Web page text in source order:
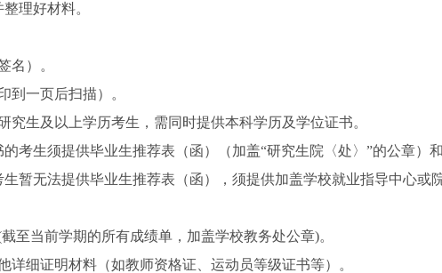
理好材料。
名）。
到一页后扫描）。
究生及以上学历考生，需同时提供本科学历及学位证书。
考生须提供毕业生推荐表（函）（加盖“研究生院〈处〉”的公章）
暂无法提供毕业生推荐表（函），须提供加盖学校就业指导中心或
至当前学期的所有成绩单，加盖学校教务处公章)。
详细证明材料（如教师资格证、运动员等级证书等）。